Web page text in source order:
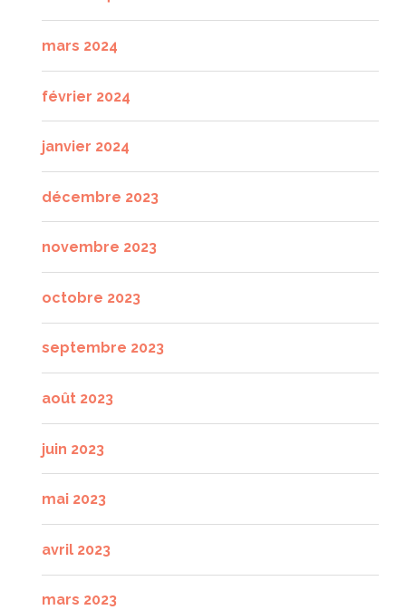
mars 2024
février 2024
janvier 2024
décembre 2023
novembre 2023
octobre 2023
septembre 2023
août 2023
juin 2023
mai 2023
avril 2023
mars 2023